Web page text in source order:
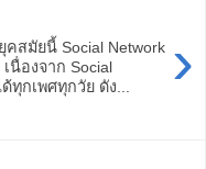
›
สมัยนี้ Social Network
นื่องจาก Social
ทุกเพศทุกวัย ดัง...